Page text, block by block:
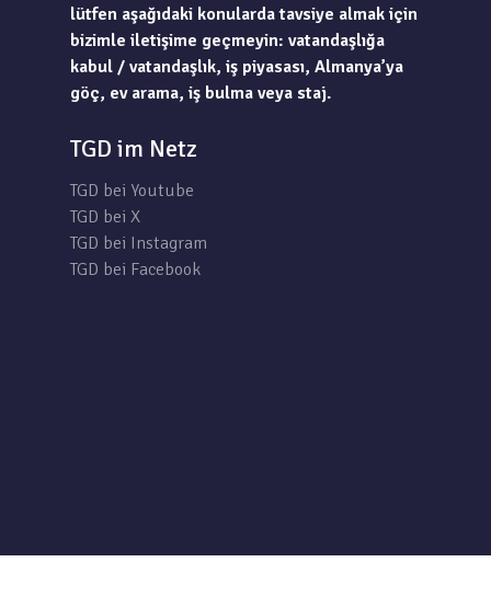
lütfen aşağıdaki konularda tavsiye almak için
bizimle iletişime geçmeyin: vatandaşlığa
kabul / vatandaşlık, iş piyasası, Almanya’ya
göç, ev arama, iş bulma veya staj.
TGD im Netz
TGD bei Youtube
TGD bei X
TGD bei Instagram
TGD bei Facebook